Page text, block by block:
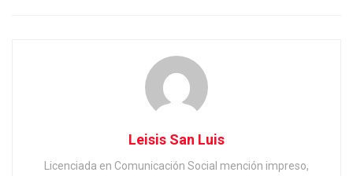
Leisis San Luis
Licenciada en Comunicación Social mención impreso,